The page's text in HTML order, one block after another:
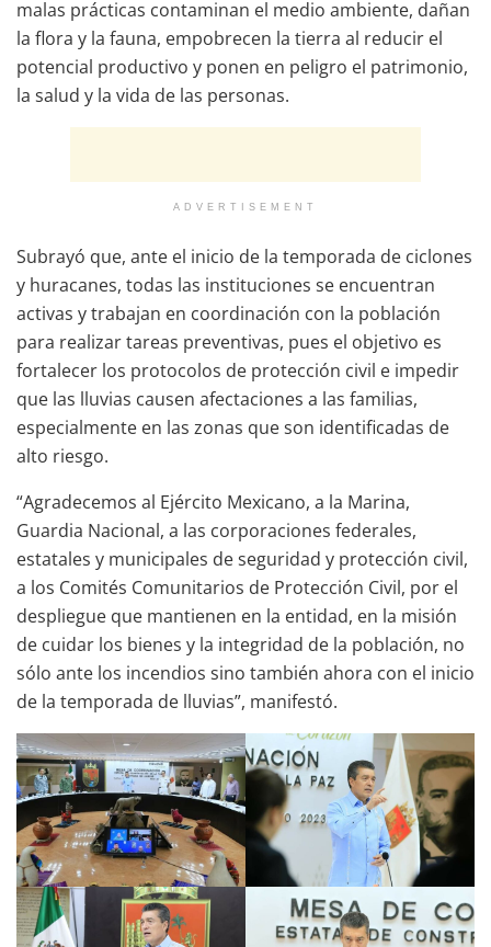
malas prácticas contaminan el medio ambiente, dañan
la flora y la fauna, empobrecen la tierra al reducir el
potencial productivo y ponen en peligro el patrimonio,
la salud y la vida de las personas.
ADVERTISEMENT
Subrayó que, ante el inicio de la temporada de ciclones
y huracanes, todas las instituciones se encuentran
activas y trabajan en coordinación con la población
para realizar tareas preventivas, pues el objetivo es
fortalecer los protocolos de protección civil e impedir
que las lluvias causen afectaciones a las familias,
especialmente en las zonas que son identificadas de
alto riesgo.
“Agradecemos al Ejército Mexicano, a la Marina,
Guardia Nacional, a las corporaciones federales,
estatales y municipales de seguridad y protección civil,
a los Comités Comunitarios de Protección Civil, por el
despliegue que mantienen en la entidad, en la misión
de cuidar los bienes y la integridad de la población, no
sólo ante los incendios sino también ahora con el inicio
de la temporada de lluvias”, manifestó.